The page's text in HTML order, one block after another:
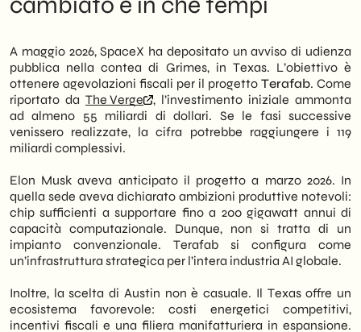
sola
concentrazione verticale
Cosa fare ora: tre direzioni operative per le
PMI italiane
Prospettive: cosa aspettarsi tra 2027 e 2028
chip AI da almeno 55 miliardi di dollari, con
miliardi. L’impianto sorgerà ad Austin e
punta a produrre chip sufficienti a
supportare 200 gigawatt annui di capacità
computazionale.
Pertanto, si tratta di uno dei più ambiziosi
investimenti privati nella manifattura di
semiconduttori mai annunciati. Tuttavia, la
rilevanza non è solo geopolitica. Infatti,
un’infrastruttura di questa portata ridisegna
la catena di approvvigionamento globale
dei chip, con effetti diretti sui costi e sulla
disponibilità di hardware AI anche in Europa.
Di conseguenza, le PMI italiane attive nel
settore tech — o che dipendono da soluzioni
cloud e AI — devono iniziare a leggere questi
segnali con attenzione strategica.
A maggio 2026, SpaceX ha depositato un avviso di udienza
pubblica nella contea di Grimes, in Texas. L’obiettivo è
ottenere agevolazioni fiscali per il progetto Terafab. Come
riportato da The Verge
, l’investimento iniziale ammonta
ad almeno 55 miliardi di dollari. Se le fasi successive
venissero realizzate, la cifra potrebbe raggiungere i 119
miliardi complessivi.
Elon Musk aveva anticipato il progetto a marzo 2026. In
quella sede aveva dichiarato ambizioni produttive notevoli:
chip sufficienti a supportare fino a 200 gigawatt annui di
capacità computazionale. Dunque, non si tratta di un
impianto convenzionale. Terafab si configura come
un’infrastruttura strategica per l’intera industria AI globale.
Inoltre, la scelta di Austin non è casuale. Il Texas offre un
ecosistema favorevole: costi energetici competitivi,
incentivi fiscali e una filiera manifatturiera in espansione.